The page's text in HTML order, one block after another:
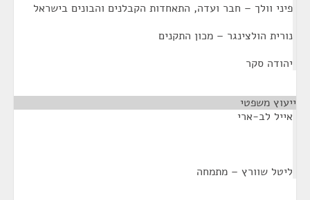
פיני וולך – חבר ועדה, התאחדות הקבלנים והבונים בישראל
נורית הולצינגר – מכון התקנים
יהודה סקר
ייעוץ משפטי
אייל לב-ארי
ליטל שוורץ – מתמחה